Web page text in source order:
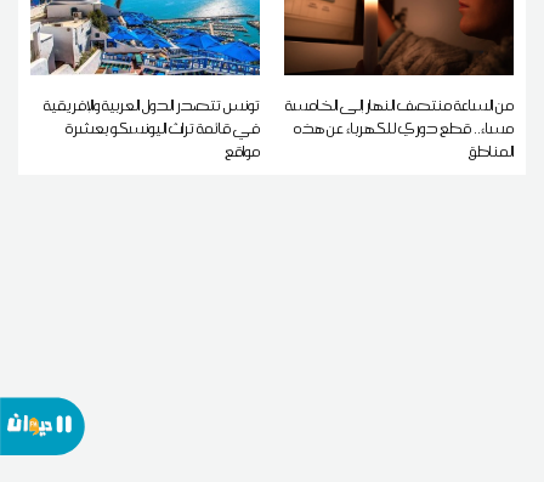
من الساعة منتصف النهار إلى الخامسة
مساء.. قطع دوري للكهرباء عن هذه
المناطق
تونس تتصدر الدول العربية والإفريقية
في قائمة تراث اليونسكو بعشرة
مواقع